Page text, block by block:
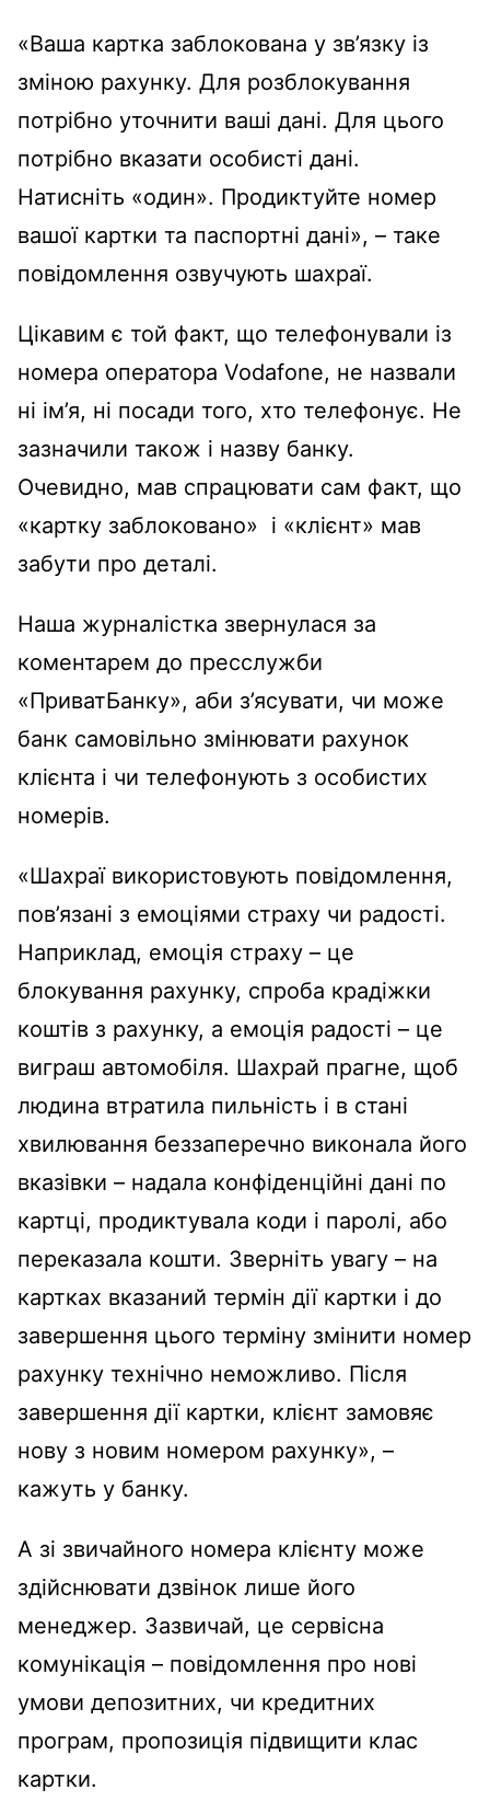
«Ваша картка заблокована у зв’язку із
зміною рахунку. Для розблокування
потрібно уточнити ваші дані. Для цього
потрібно вказати особисті дані.
Натисніть «один». Продиктуйте номер
вашої картки та паспортні дані», – таке
повідомлення озвучують шахраї.
Цікавим є той факт, що телефонували із
номера оператора Vodafone, не назвали
ні ім’я, ні посади того, хто телефонує. Не
зазначили також і назву банку.
Очевидно, мав спрацювати сам факт, що
«картку заблоковано» і «клієнт» мав
забути про деталі.
Наша журналістка звернулася за
коментарем до пресслужби
«ПриватБанку», аби з’ясувати, чи може
банк самовільно змінювати рахунок
клієнта і чи телефонують з особистих
номерів.
«Шахраї використовують повідомлення,
пов’язані з емоціями страху чи радості.
Наприклад, емоція страху – це
блокування рахунку, спроба крадіжки
коштів з рахунку, а емоція радості – це
виграш автомобіля. Шахрай прагне, щоб
людина втратила пильність і в стані
хвилювання беззаперечно виконала його
вказівки – надала конфіденційні дані по
картці, продиктувала коди і паролі, або
переказала кошти. Зверніть увагу – на
картках вказаний термін дії картки і до
завершення цього терміну змінити номер
рахунку технічно неможливо. Після
завершення дії картки, клієнт замовяє
нову з новим номером рахунку», –
кажуть у банку.
А зі звичайного номера клієнту може
здійснювати дзвінок лише його
менеджер. Зазвичай, це сервісна
комунікація – повідомлення про нові
умови депозитних, чи кредитних
програм, пропозиція підвищити клас
картки.